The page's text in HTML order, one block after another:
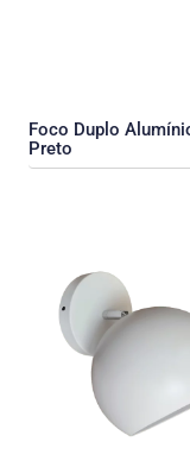
Foco Duplo
Preto